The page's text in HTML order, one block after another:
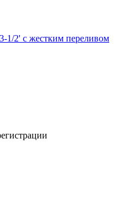
2' с жестким переливом